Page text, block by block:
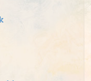
yeri